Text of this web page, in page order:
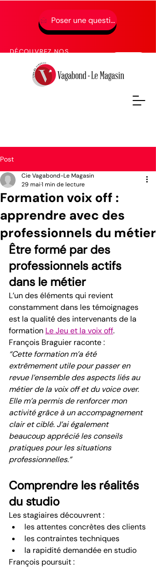
01 49 65 49 52
DÉCOUVREZ NOS
Poser une question
Post
Formation voix off :
apprendre avec des
professionnels du métier
Cie Vagabond-Le Magasin
29 mai1 min de lecture
Être formé par des
professionnels actifs
dans le métier
L’un des éléments qui revient
constamment dans les témoignages
est la qualité des intervenants de la
formation Le Jeu et la voix off.
François Braguier raconte :
“Cette formation m’a été
extrêmement utile pour passer en
revue l’ensemble des aspects liés au
métier de la voix off et du voice over.
Elle m’a permis de renforcer mon
activité grâce à un accompagnement
clair et ciblé. J’ai également
beaucoup apprécié les conseils
pratiques pour les situations
professionnelles.”
Comprendre les réalités
du studio
Les stagiaires découvrent :
les attentes concrètes des clients
les contraintes techniques
la rapidité demandée en studio
François poursuit :